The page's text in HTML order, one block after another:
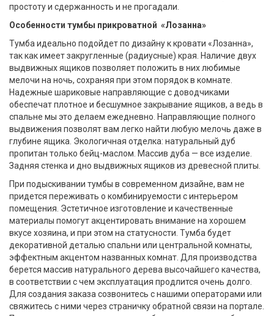
простоту и сдержанность и не прогадали.
Особенности тумбы прикроватной «Лозанна»
Тумба идеально подойдет по дизайну к кровати «Лозанна»,
так как имеет закругленные (радиусные) края. Наличие двух
выдвижных ящиков позволяет положить в них любимые
мелочи на ночь, сохраняя при этом порядок в комнате.
Надежные шариковые направляющие с доводчиками
обеспечат плотное и бесшумное закрывание ящиков, а ведь в
спальне мы это делаем ежедневно. Направляющие полного
выдвижения позволят вам легко найти любую мелочь даже в
глубине ящика. Экологичная отделка: натуральный дуб
пропитан только бейц-маслом. Массив дуба — все изделие.
Задняя стенка и дно выдвижных ящиков из древесной плиты.
При подыскивании тумбы в современном дизайне, вам не
придется переживать о комбинируемости с интерьером
помещения. Эстетичное изготовление и качественные
материалы помогут акцентировать внимание на хорошем
вкусе хозяина, и при этом на статусности. Тумба будет
декоративной деталью спальни или центральной комнаты,
эффектным акцентом названных комнат. Для производства
берется массив натурального дерева высочайшего качества,
в соответствии с чем эксплуатация продлится очень долго.
Для создания заказа созвонитесь с нашими операторами или
свяжитесь с ними через страничку обратной связи на портале.